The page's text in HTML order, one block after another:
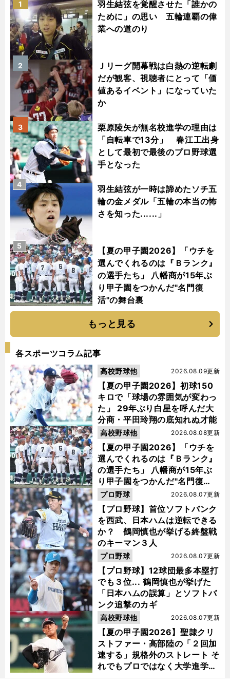
羽生結弦を覚醒させた「誰かの
ために」の思い 五輪連覇の偉
業への道のり
1
Ｊリーグ開幕戦は白熱の逆転劇
だが観客、視聴者にとって「価
値あるイベント」になっていた
か
2
栗原陵矢が無名校進学の理由は
「自転車で13分」 春江工出身
として最初で最後のプロ野球選
手となった
3
羽生結弦が一時は諦めたソチ五
輪の金メダル「五輪の本当の怖
さを知った......」
4
【夏の甲子園2026】「ウチを
選んでくれるのは『Ｂランク』
の選手たち」 八幡商が15年ぶ
り甲子園をつかんだ"名門復
活"の舞台裏
5
もっと見る
各スポーツコラム記事
【夏の甲子園2026】初球150
キロで「球場の雰囲気が変わっ
た」 29年ぶり白星を呼んだ大
分商・平田玲翔の底知れぬ才能
2026.08.09更新
高校野球他
【夏の甲子園2026】「ウチを
選んでくれるのは『Ｂランク』
の選手たち」 八幡商が15年ぶ
り甲子園をつかんだ"名門復
活"の舞台裏
2026.08.08更新
高校野球他
【プロ野球】首位ソフトバンク
を西武、日本ハムは逆転できる
か？ 鶴岡慎也が挙げる終盤戦
のキーマン３人
2026.08.07更新
プロ野球
【プロ野球】12球団最多本塁打
でも３位... 鶴岡慎也が挙げた
「日本ハムの誤算」とソフトバ
ンク追撃のカギ
2026.08.07更新
プロ野球
【夏の甲子園2026】聖隷クリ
ストファー・高部陸の「２回加
速する」規格外のストレート そ
れでもプロではなく大学進学を
選ぶ理由
2026.08.07更新
高校野球他